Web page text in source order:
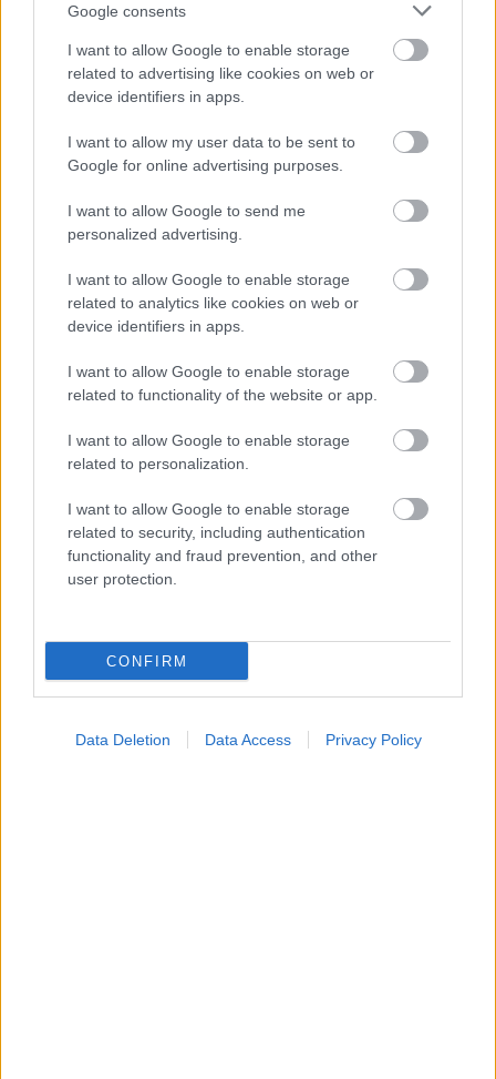
Google consents
I want to allow Google to enable storage
related to advertising like cookies on web or
device identifiers in apps.
I want to allow my user data to be sent to
Google for online advertising purposes.
I want to allow Google to send me
personalized advertising.
I want to allow Google to enable storage
related to analytics like cookies on web or
device identifiers in apps.
I want to allow Google to enable storage
related to functionality of the website or app.
I want to allow Google to enable storage
related to personalization.
I want to allow Google to enable storage
related to security, including authentication
functionality and fraud prevention, and other
user protection.
CONFIRM
Data Deletion Data Access Privacy Policy